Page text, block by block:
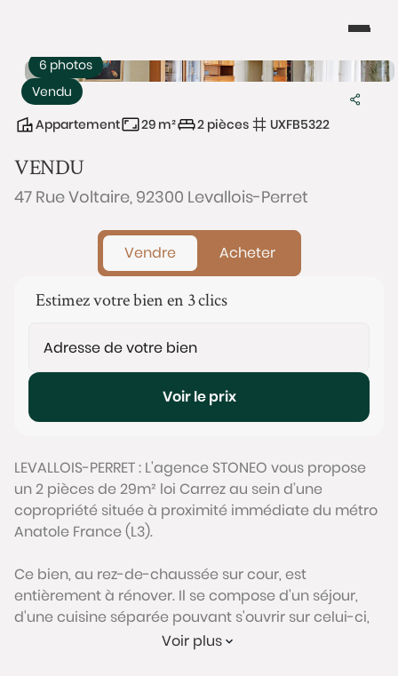
Vendu
6 photos
Appartement 29 m² 2 pièces UXFB5322
VENDU
47 Rue Voltaire, 92300 Levallois-Perret
Vendre Acheter
Estimez votre bien en 3 clics
Voir le prix
LEVALLOIS-PERRET : L'agence STONEO vous propose
un 2 pièces de 29m² loi Carrez au sein d’une
copropriété située à proximité immédiate du métro
Anatole France (L3).
Ce bien, au rez-de-chaussée sur cour, est
entièrement à rénover. Il se compose d'un séjour,
d'une cuisine séparée pouvant s'ouvrir sur celui-ci,
d'une chambre, d'une salle de bain et d'un WC
Voir plus